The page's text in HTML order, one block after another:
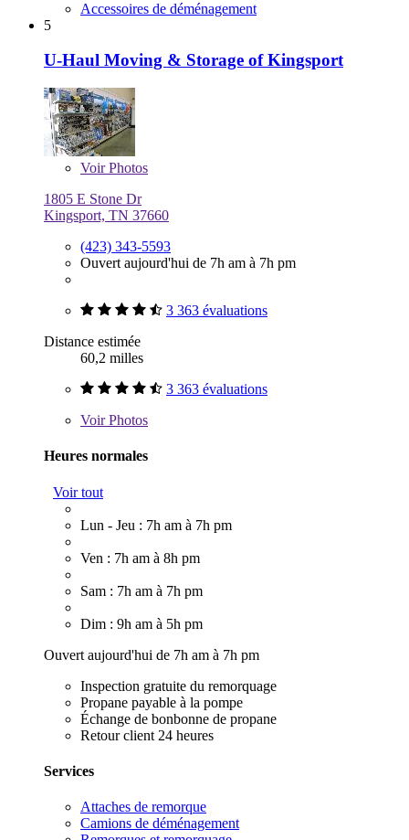
Accessoires de déménagement
5
U-Haul Moving & Storage of Kingsport
VoirPhotos
1805 E Stone Dr
Kingsport, TN 37660
(423) 343-5593
Ouvert aujourd'hui de 7h am à 7h pm
3 363 évaluations
Distance estimée
60,2 milles
3 363 évaluations
VoirPhotos
Heures normales
Voir tout
Lun - Jeu : 7h am à 7h pm
Ven : 7h am à 8h pm
Sam : 7h am à 7h pm
Dim : 9h am à 5h pm
Ouvert aujourd'hui de 7h am à 7h pm
Inspection gratuite du remorquage
Propane payable à la pompe
Échange de bonbonne de propane
Retour client 24 heures
Services
Attaches de remorque
Camions de déménagement